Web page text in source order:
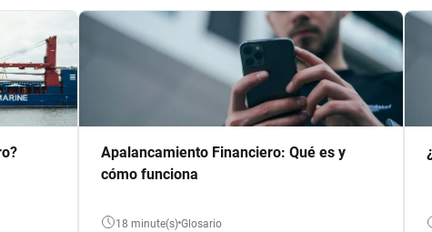
Apalancamiento Financiero: Qué es y
cómo funciona
18 minute(s) Glosario